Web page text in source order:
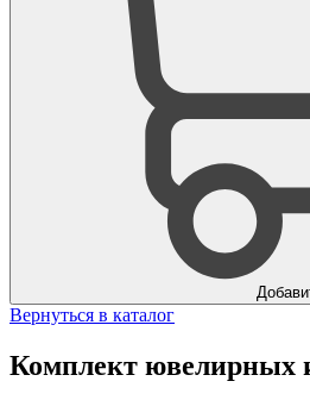
Вернуться в каталог
Комплект ювелирных